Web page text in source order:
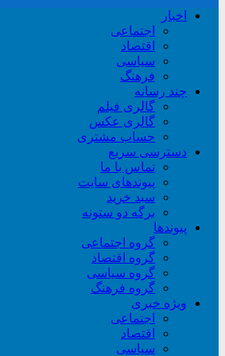
اخبار
اجتماعی
اقتصاد
سیاسی
فرهنگ
چند رسانه
گالری فیلم
گالری عکس
حساب مشتری
دسترسی سریع
تماس با ما
پیوندهای سایت
سبد خريد
برگه دو ستونه
پیوندها
گروه اجتماعی
گروه اقتصاد
گروه سیاسی
گروه فرهنگ
ویژه خبری
اجتماعی
اقتصاد
سیاسی